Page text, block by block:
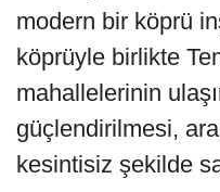
modern bir köprü
köprüyle birlikte
mahallelerinin
güçlendirilmesi,
kesintisiz şekilde